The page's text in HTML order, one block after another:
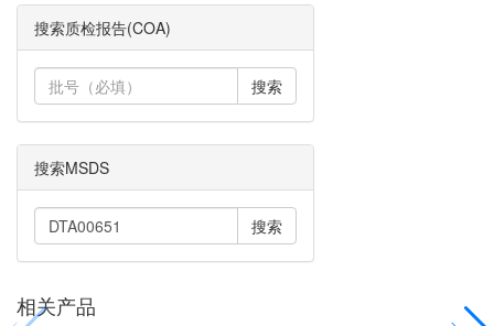
搜索质检报告(COA)
搜索
搜索MSDS
搜索
相关产品